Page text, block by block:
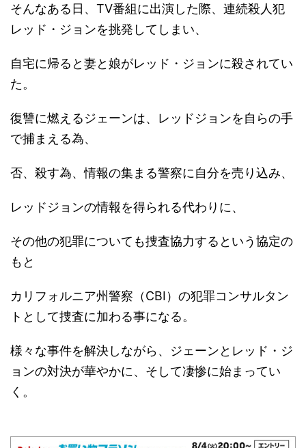
そんなある日、TV番組に出演した際、連続殺人犯
レッド・ジョンを挑発してしまい、
自宅に帰ると妻と娘がレッド・ジョンに殺されてい
た。
復讐に燃えるジェーンは、レッドジョンを自らの手
で捕まえる為、
否、殺す為、情報の集まる警察に自分を売り込み、
レッドジョンの情報を得られる代わりに、
その他の犯罪についても捜査協力するという協定の
もと
カリフォルニア州警察（CBI）の犯罪コンサルタン
トとして捜査に加わる事になる。
様々な事件を解決しながら、ジェーンとレッド・ジ
ョンの対決が華やかに、そして凄惨に始まってい
く。